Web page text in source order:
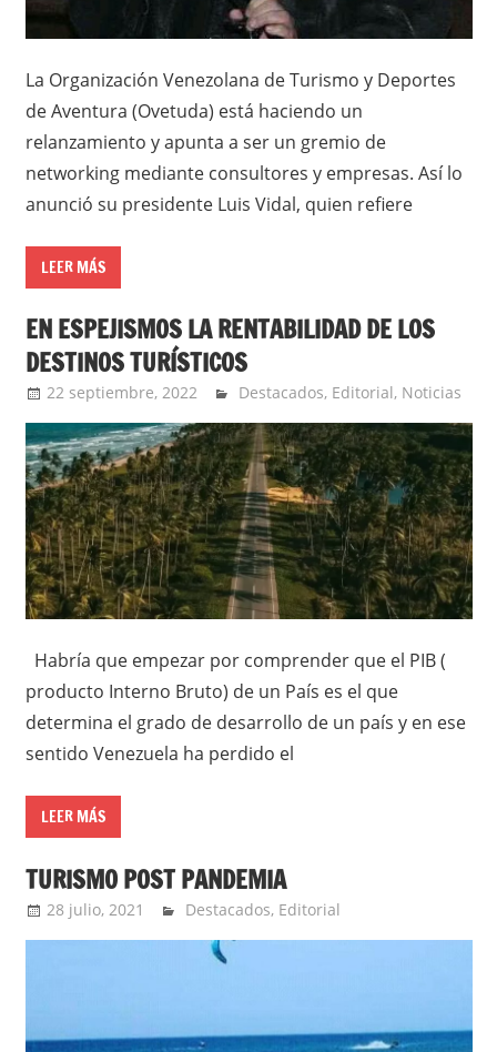
La Organización Venezolana de Turismo y Deportes
de Aventura (Ovetuda) está haciendo un
relanzamiento y apunta a ser un gremio de
networking mediante consultores y empresas. Así lo
anunció su presidente Luis Vidal, quien refiere
LEER MÁS
EN ESPEJISMOS LA RENTABILIDAD DE LOS
DESTINOS TURÍSTICOS
22 septiembre, 2022 Extreme Sports
Destacados, Editorial, Noticias
Habría que empezar por comprender que el PIB (
producto Interno Bruto) de un País es el que
determina el grado de desarrollo de un país y en ese
sentido Venezuela ha perdido el
LEER MÁS
TURISMO POST PANDEMIA
28 julio, 2021 Extreme Sports
Destacados, Editorial